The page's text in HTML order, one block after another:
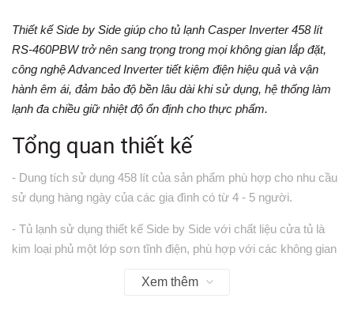
Thiết kế Side by Side giúp cho tủ lạnh Casper Inverter 458 lít
RS-460PBWtrở nên sang trọng trong mọi không gian lắp đặt,
công nghệ Advanced Inverter tiết kiệm điện hiệu quả và vận
hành êm ái, đảm bảo độ bền lâu dài khi sử dụng, hệ thống làm
lạnh đa chiều giữ nhiệt độ ổn định cho thực phẩm.
Tổng quan thiết kế
- Dung tích sử dụng 458 lít của sản phẩm phù hợp cho nhu cầu
sử dụng hàng ngày của các gia đình có từ 4 - 5 người.
- Tủ lạnh sử dụng thiết kế Side by Side với chất liệu cửa tủ là
kim loại phủ một lớp sơn tĩnh điện, phù hợp với các không gian
Xem thêm